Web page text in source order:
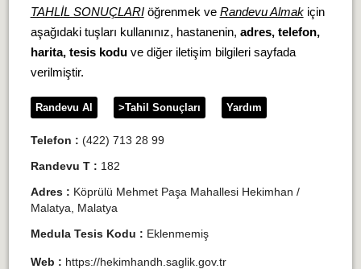
TAHLİL SONUÇLARIöğrenmek ve Randevu Almakiçin
aşağıdaki tuşları kullanınız, hastanenin, adres, telefon,
harita, tesis koduve diğer iletişim bilgileri sayfada
verilmiştir.
Randevu Al >Tahil Sonuçları Yardım
Telefon : (422) 713 28 99
Randevu T : 182
Adres : Köprülü Mehmet Paşa Mahallesi Hekimhan /
Malatya, Malatya
Medula Tesis Kodu : Eklenmemiş
Web : https://hekimhandh.saglik.gov.tr